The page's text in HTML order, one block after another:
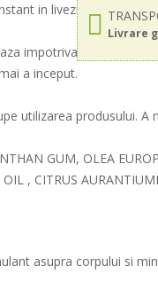
Livrare
in livezi de lamai si
impotriva mirosurilor
a inceput.
utilizarea produsului. A
GUM, OLEA
, CITRUS
asupra corpului si